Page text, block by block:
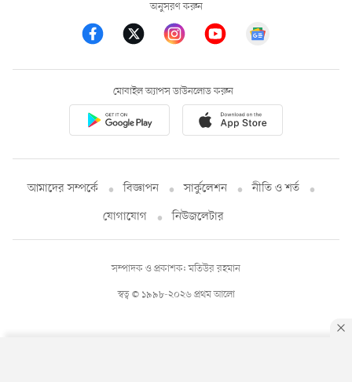
অনুসরণ করুন
মোবাইল অ্যাপস ডাউনলোড করুন
আমাদের সম্পর্কে বিজ্ঞাপন সার্কুলেশন
নীতি ও শর্ত
যোগাযোগ
নিউজলেটার
স্বত্ব © ১৯৯৮-২০২৬ প্রথম আলো
সম্পাদক ও প্রকাশক: মতিউর রহমান